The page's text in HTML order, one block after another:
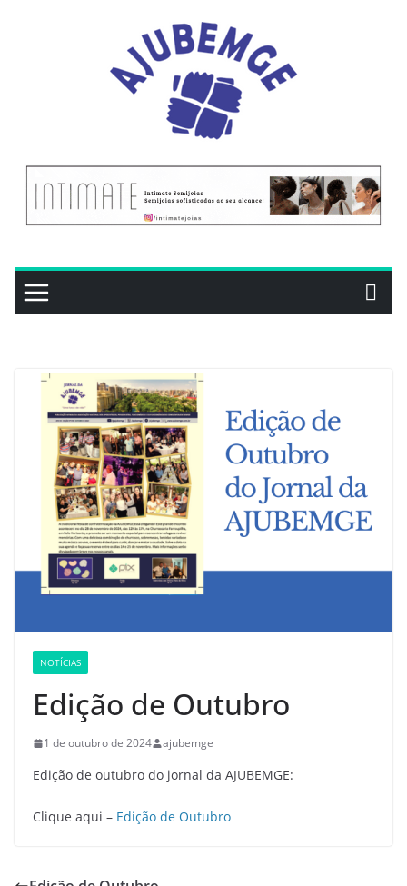
NOTÍCIAS
Edição de Outubro
1 de outubro de 2024 ajubemge
Edição de outubro do jornal da AJUBEMGE:
Clique aqui – Edição de Outubro